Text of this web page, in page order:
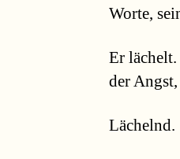
Worte,
Er lächelt.
der
Lächelnd.